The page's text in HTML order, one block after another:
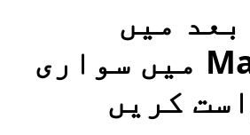
میں
Malihabad میں سواری
کریں